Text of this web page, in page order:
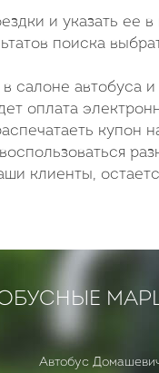
и указать ее
поиска
салоне автобуса
оплата
купон
клиенты,
Автобус